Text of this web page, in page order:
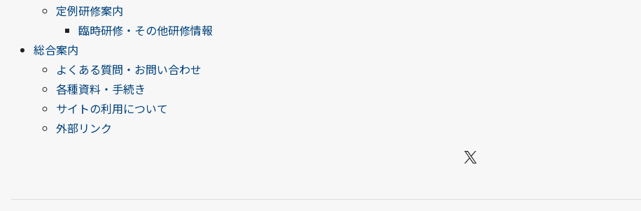
定例研修案内
臨時研修・その他研修情報
総合案内
よくある質問・お問い合わせ
各種資料・手続き
サイトの利用について
外部リンク
X